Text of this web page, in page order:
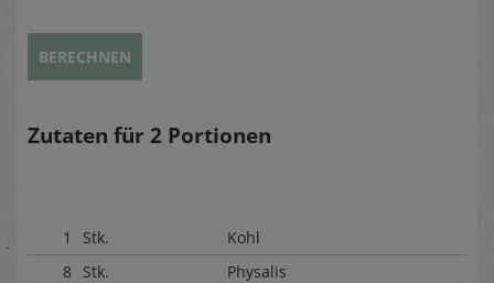
BERECHNEN
Zutaten für 2 Portionen
1 Stk.
Kohl
8 Stk.
Physalis